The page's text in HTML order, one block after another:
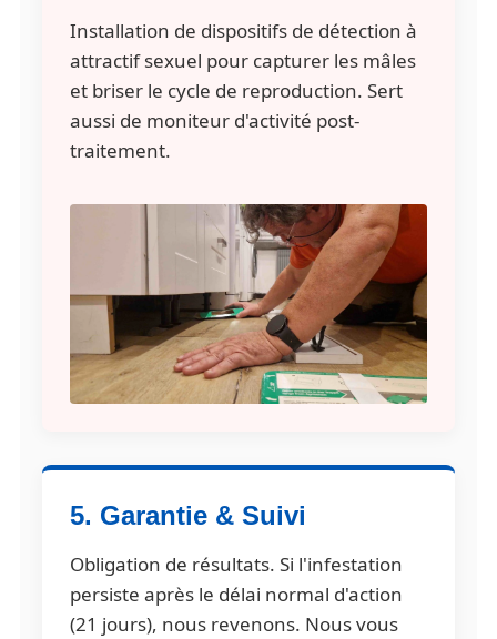
Installation de dispositifs de détection à
attractif sexuel pour capturer les mâles
et briser le cycle de reproduction. Sert
aussi de moniteur d'activité post-
traitement.
5. Garantie & Suivi
Obligation de résultats. Si l'infestation
persiste après le délai normal d'action
(21 jours), nous revenons. Nous vous